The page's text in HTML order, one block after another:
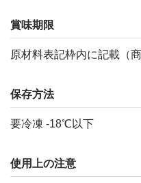
賞味期限
原材料表記枠内に記載（
保存方法
要冷凍 -18℃以下
使用上の注意